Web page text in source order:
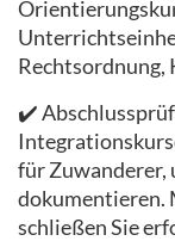
Rechtsordnung,
✔️
für Zuwanderer,
dokumentieren.
schließen Sie